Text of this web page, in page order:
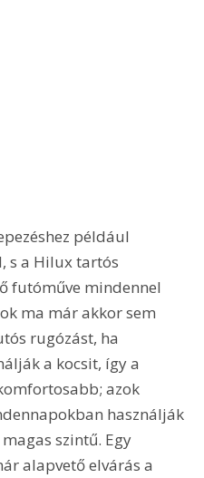
például
s a Hilux tartós
futóműve mindennel
ma már akkor sem
rugózást, ha
a kocsit, így a
azok
használják
szintű. Egy
alapvető elvárás a